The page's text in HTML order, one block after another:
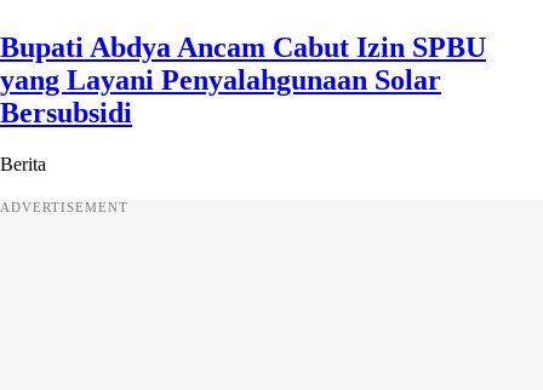
Bupati Abdya Ancam Cabut Izin SPBU
yang Layani Penyalahgunaan Solar
Bersubsidi
Berita
ADVERTISEMENT